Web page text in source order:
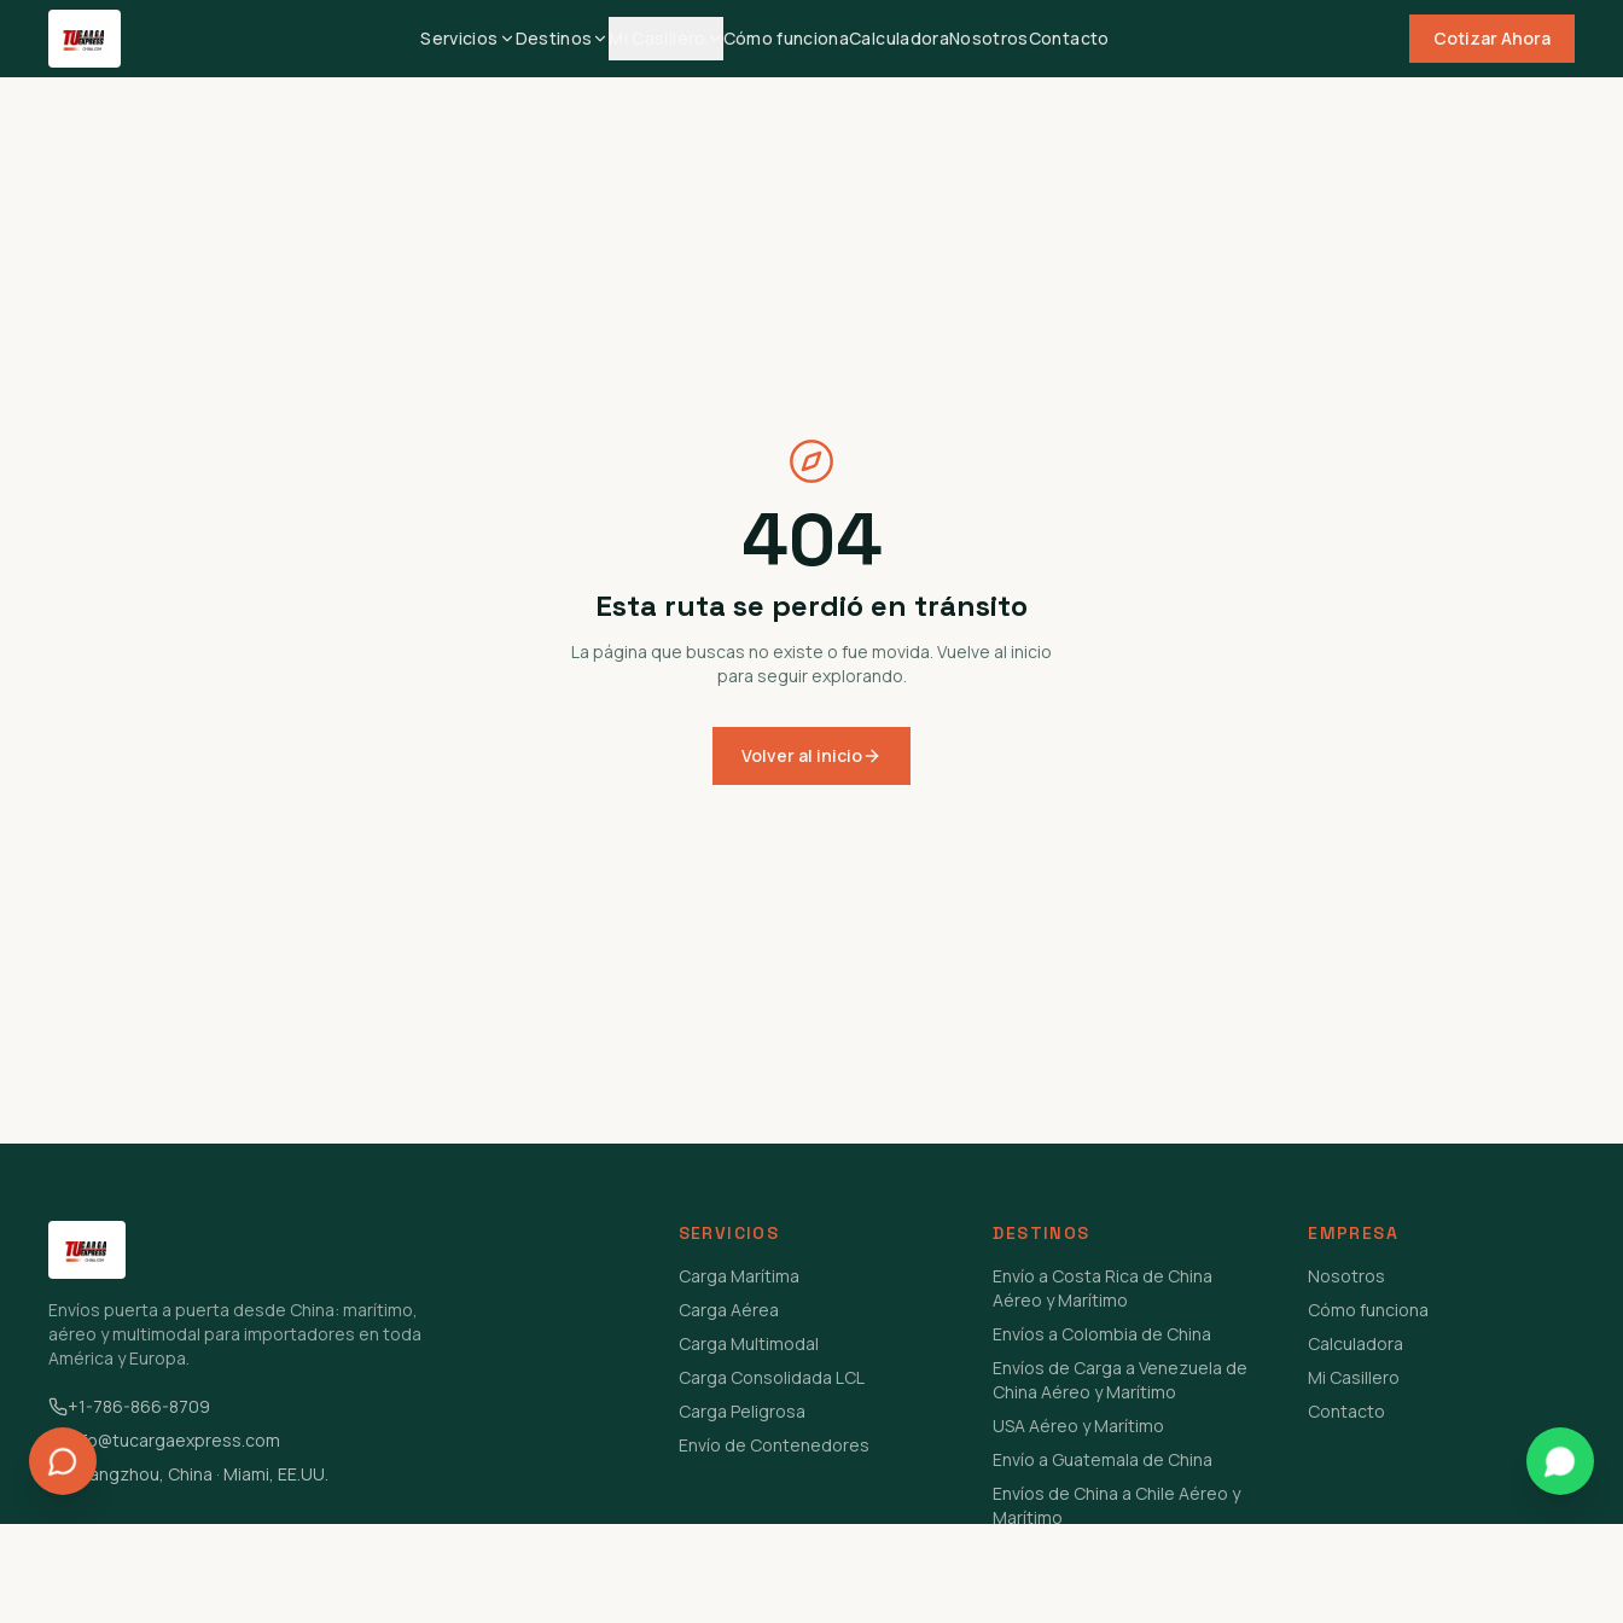
Servicios Destinos Cómo funcionaCalculadoraNosotrosContacto Cotizar Ahora
404
Esta ruta se perdió en tránsito
La página que buscas no existe o fue movida. Vuelve al inicio
para seguir explorando.
Volver al inicio
Envíos puerta a puerta desde China: marítimo,
aéreo y multimodal para importadores en toda
América y Europa.
+1-786-866-8709
info@tucargaexpress.com
Guangzhou, China · Miami, EE.UU.
SERVICIOS
Carga Marítima
Carga Aérea
Carga Multimodal
Carga Consolidada LCL
Carga Peligrosa
Envío de Contenedores
DESTINOS
Envío a Costa Rica de China
Aéreo y Marítimo
Envíos a Colombia de China
Envíos de Carga a Venezuela de
China Aéreo y Marítimo
USA Aéreo y Marítimo
Envío a Guatemala de China
Envíos de China a Chile Aéreo y
Marítimo
EMPRESA
Nosotros
Cómo funciona
Calculadora
Mi Casillero
Contacto